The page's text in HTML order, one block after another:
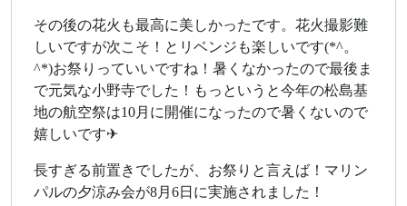
その後の花火も最高に美しかったです。花火撮影難
しいですが次こそ！とリベンジも楽しいです(*^。
^*)お祭りっていいですね！暑くなかったので最後ま
で元気な小野寺でした！もっというと今年の松島基
地の航空祭は10月に開催になったので暑くないので
嬉しいです✈
長すぎる前置きでしたが、お祭りと言えば！マリン
パルの夕涼み会が8月6日に実施されました！